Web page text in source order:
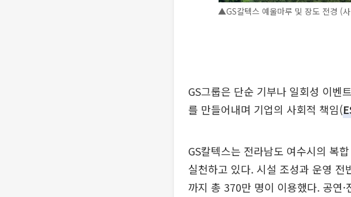
▲GS칼텍스 예울마루 및 장도 전경 (
GS그룹은 단순 기부나 일회성 이벤
를 만들어내며 기업의 사회적 책임(
GS칼텍스는 전라남도 여수시의 복
실천하고 있다. 시설 조성과 운영
까지 총 370만 명이 이용했다. 공연